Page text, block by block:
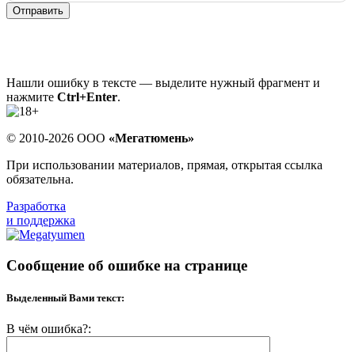
Отправить
Нашли ошибку в тексте — выделите нужный фрагмент и
нажмите Ctrl+Enter.
© 2010-2026 ООО «Мегатюмень»
При использовании материалов, прямая, открытая ссылка
обязательна.
Разработка
и поддержка
Сообщение об ошибке на странице
Выделенный Вами текст:
В чём ошибка?: